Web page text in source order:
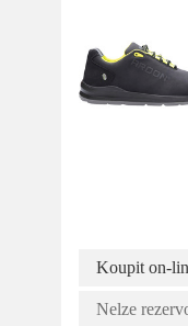
Koupit on-
Nelze